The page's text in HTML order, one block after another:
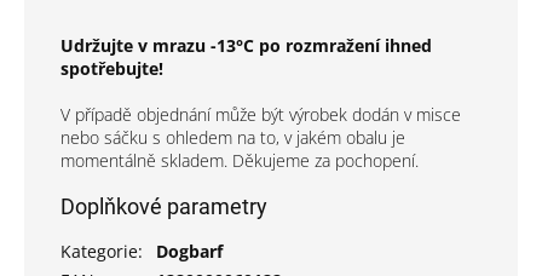
Udržujte v mrazu -13°C po rozmražení ihned
spotřebujte!
V případě objednání může být výrobek dodán v misce
nebo sáčku s ohledem na to, v jakém obalu je
momentálně skladem. Děkujeme za pochopení.
Doplňkové parametry
Kategorie:
Dogbarf